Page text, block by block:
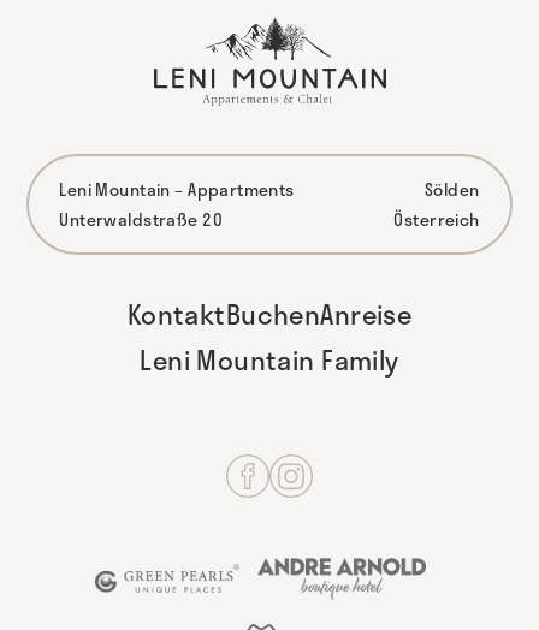
Leni Mountain – Appartments
Unterwaldstraße 20
Sölden
Österreich
KontaktBuchenAnreise
Leni Mountain Family